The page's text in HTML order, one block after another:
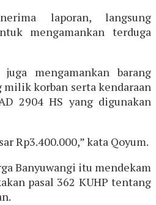
laporan, langsung
mengamankan terduga
mengamankan barang
korban serta kendaraan
2904 HS yang digunakan
Rp3.400.000,” kata Qoyum.
Banyuwangi itu mendekam
pasal 362 KUHP tentang